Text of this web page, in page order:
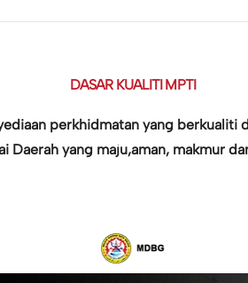
DASAR KUALITI MPTI
perkhidmatan yang berkualiti
Daerah yang maju,aman, makmur